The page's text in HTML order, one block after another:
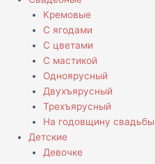
Кремовые
С ягодами
С цветами
С мастикой
Одноярусный
Двухъярусный
Трехъярусный
На годовщину свадьбы
Детские
Девочке